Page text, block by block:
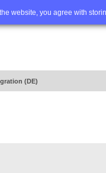
website, you agree with
search
(DE)